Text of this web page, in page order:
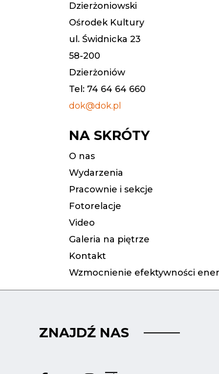
Dzierżoniowski
Ośrodek Kultury
ul. Świdnicka 23
58-200
Dzierżoniów
Tel: 74 64 64 660
dok@dok.pl
NA SKRÓTY
O nas
Wydarzenia
Pracownie i sekcje
Fotorelacje
Video
Galeria na piętrze
Kontakt
Wzmocnienie efektywności
ZNAJDŹ NAS